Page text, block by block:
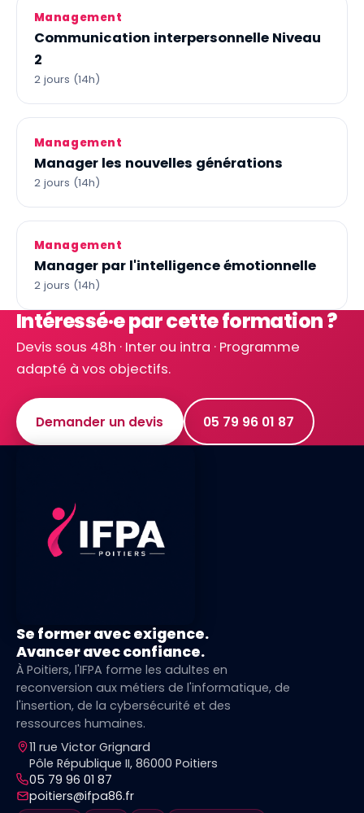
Management
Communication interpersonnelle Niveau
2
2 jours (14h)
Management
Manager les nouvelles générations
2 jours (14h)
Management
Manager par l'intelligence émotionnelle
2 jours (14h)
Intéressé·e par cette formation ?
Devis sous 48h · Inter ou intra · Programme
adapté à vos objectifs.
Demander un devis 05 79 96 01 87
Se former avec exigence.
Avancer avec confiance.
À Poitiers, l'IFPA forme les adultes en
reconversion aux métiers de l'informatique, de
l'insertion, de la cybersécurité et des
ressources humaines.
11 rue Victor Grignard
Pôle République II, 86000 Poitiers
05 79 96 01 87
poitiers@ifpa86.fr